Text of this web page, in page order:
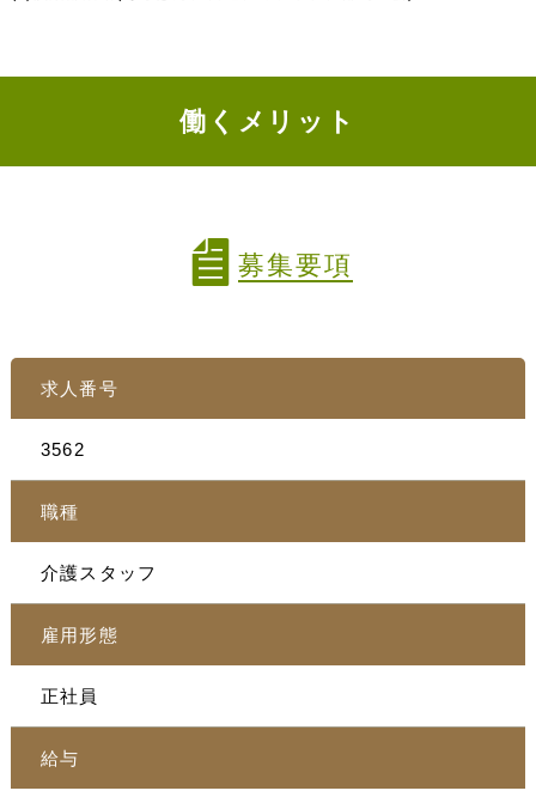
働くメリット
募集要項
求人番号
3562
職種
介護スタッフ
雇用形態
正社員
給与